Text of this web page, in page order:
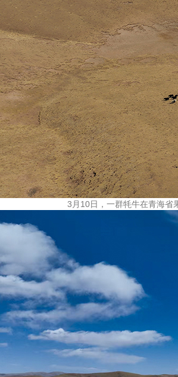
3月10日，一群牦牛在青海省